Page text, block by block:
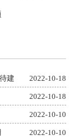
2022-10-18
建
2022-10-18
2022-10-10
2022-10-10